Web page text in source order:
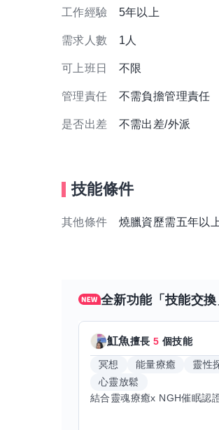
工作經驗 5年以上
需求人數 1人
可上班日 不限
管理責任 不需負擔管理責任
是否出差 不需出差/外派
技能條件
其他條件 燒臘資歷需五年以
全新功能「技能交換
魟魚擅長5 個技能
冥想 能量療癒 靈性
心靈放鬆